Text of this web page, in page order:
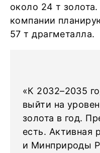
около 24 т
компании
57 т драгметалла.
«К 2032–2035
выйти на
золота в год.
есть. Активная
и Минприроды